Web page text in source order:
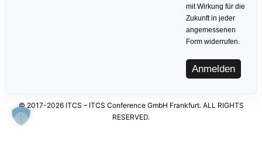
mit Wirkung für die
Zukunft in jeder
angemessenen
Form widerrufen.
Anmelden
© 2017-2026 ITCS – ITCS Conference GmbH Frankfurt. ALL RIGHTS
RESERVED.